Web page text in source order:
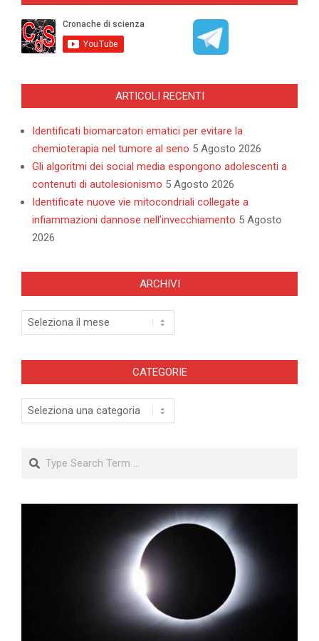
ARTICOLI RECENTI
Identificati biomarcatori ematici per evitare la
chemioterapia nel tumore al seno 5 Agosto 2026
Gli algoritmi dei social media espongono adolescenti a
contenuti di autolesionismo 5 Agosto 2026
Identificate nuove vie mitocondriali collegate a
infiammazioni dannose nell’invecchiamento 5 Agosto
2026
ARCHIVI
Archivi
CATEGORIE
Categorie
Search